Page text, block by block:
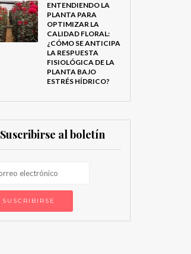
ENTENDIENDO LA
PLANTA PARA
OPTIMIZAR LA
CALIDAD FLORAL:
¿CÓMO SE ANTICIPA
LA RESPUESTA
FISIOLÓGICA DE LA
PLANTA BAJO
ESTRÉS HÍDRICO?
Suscribirse al boletín